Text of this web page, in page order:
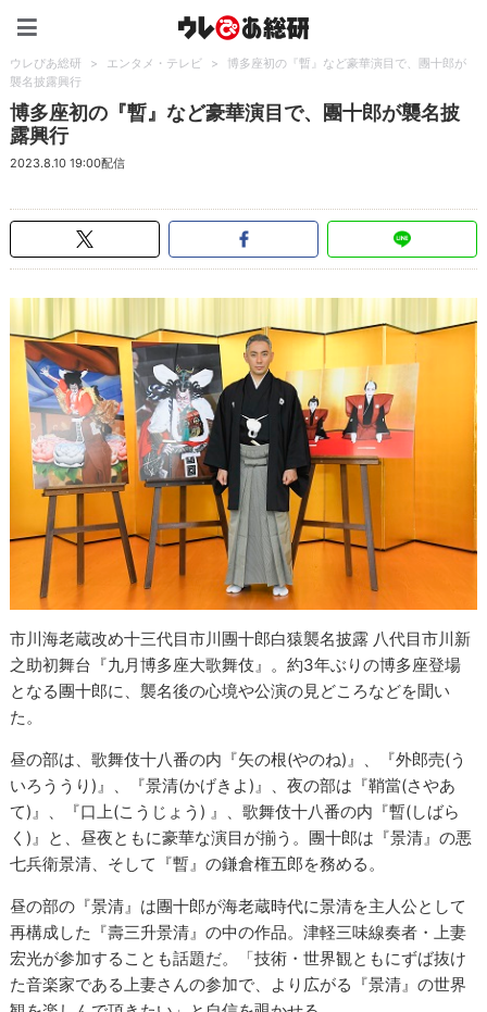
ウレぴあ総研 > エンタメ・テレビ >
博多座初の『暫』など豪華演目で、團十郎が
襲名披露興行
博多座初の『暫』など豪華演目で、團十郎が襲名披
露興行
2023.8.10 19:00配信
市川海老蔵改め十三代目市川團十郎白猿襲名披露 八代目市川新
之助初舞台『九月博多座大歌舞伎』。約3年ぶりの博多座登場
となる團十郎に、襲名後の心境や公演の見どころなどを聞い
た。
昼の部は、歌舞伎十八番の内『矢の根(やのね)』、『外郎売(う
いろううり)』、『景清(かげきよ)』、夜の部は『鞘當(さやあ
て)』、『口上(こうじょう) 』、歌舞伎十八番の内『暫(しばら
く)』と、昼夜ともに豪華な演目が揃う。團十郎は『景清』の悪
七兵衛景清、そして『暫』の鎌倉権五郎を務める。
昼の部の『景清』は團十郎が海老蔵時代に景清を主人公として
再構成した『壽三升景清』の中の作品。津軽三味線奏者・上妻
宏光が参加することも話題だ。「技術・世界観ともにずば抜け
た音楽家である上妻さんの参加で、より広がる『景清』の世界